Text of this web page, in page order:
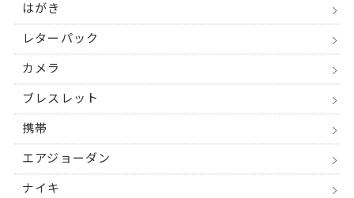
はがき
レターパック
カメラ
ブレスレット
携帯
エアジョーダン
ナイキ